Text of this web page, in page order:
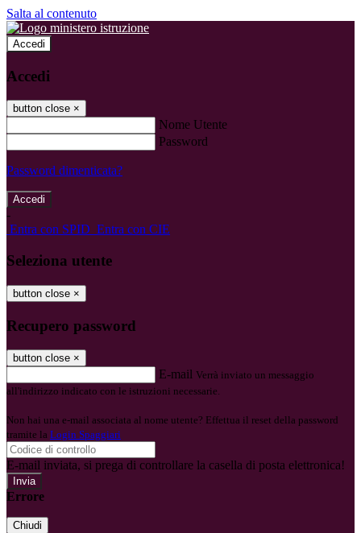
Salta al contenuto
Accedi
Accedi
button close ×
Nome Utente
Password
Password dimenticata?
-
Entra con SPID Entra con CIE
Seleziona utente
button close ×
Recupero password
button close ×
E-mail Verrà inviato un messaggio
all'indirizzo indicato con le istruzioni necessarie.
Non hai una e-mail associata al nome utente? Effettua il reset della password
tramite la Login Spaggiari
E-mail inviata, si prega di controllare la casella di posta elettronica!
Errore
Chiudi